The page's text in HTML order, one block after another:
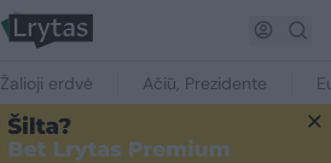
Žalioji erdvė Ačiū, Prezidente